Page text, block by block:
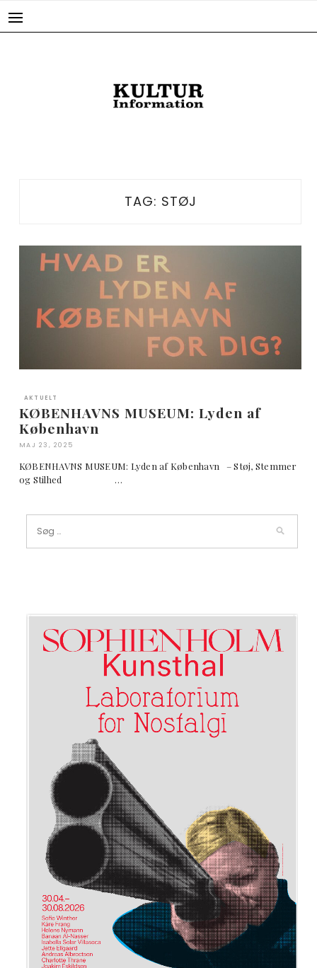
TAG: STØJ
AKTUELT
KØBENHAVNS MUSEUM: Lyden af
København
MAJ 23, 2025
KØBENHAVNS MUSEUM: Lyden af København – Støj, Stemmer
og Stilhed …